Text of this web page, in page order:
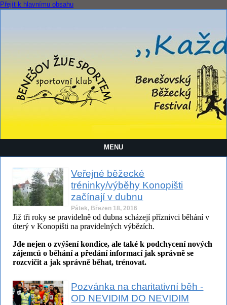
Přejít k hlavnímu obsahu
MENU
Veřejné běžecké
tréninky/výběhy Konopišti
začínají v dubnu
Pátek, Březen 18, 2016
Již tři roky se pravidelně od dubna scházejí příznivci běhání v
úterý v Konopišti na pravidelných výbězích.
Jde nejen o zvýšení kondice, ale také k podchycení nových
zájemců o běhání a předání informací jak správně se
rozcvičit a jak správně běhat, trénovat.
Pozvánka na charitativní běh -
OD NEVIDIM DO NEVIDIM